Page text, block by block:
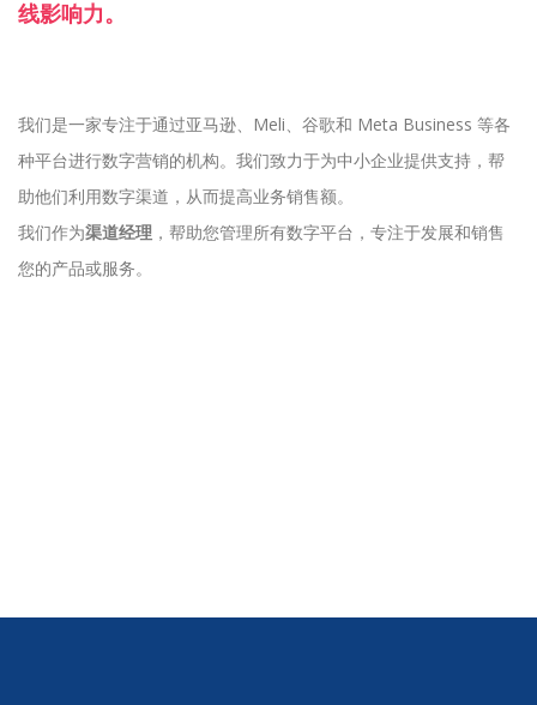
线影响力。
我们是一家专注于通过亚马逊、Meli、谷歌和 Meta Business 等各
种平台进行数字营销的机构。我们致力于为中小企业提供支持，帮
助他们利用数字渠道，从而提高业务销售额。
我们作为渠道经理 ，帮助您管理所有数字平台，专注于发展和销售
您的产品或服务。